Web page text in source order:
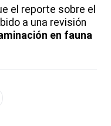
el reporte sobre el
a una revisión
en fauna